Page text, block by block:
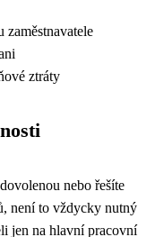
zaměstnavatele
ztráty
nebo řešíte
, není to vždycky nutný
jen na hlavní pracovní